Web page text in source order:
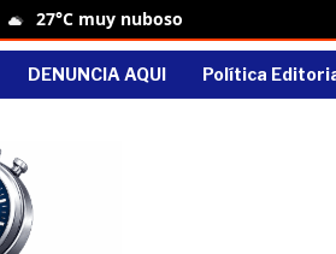
27°C muy nuboso
DENUNCIA AQUI Política